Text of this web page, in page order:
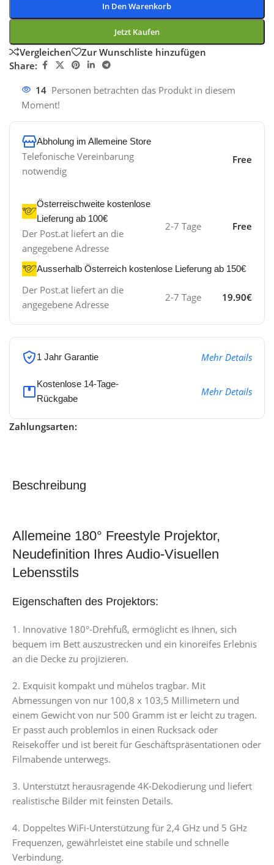
In Den Warenkorb
Jetzt Kaufen
Vergleichen
Zur Wunschliste hinzufügen
Share:
14 Personen betrachten das Produkt in diesem
Moment!
Abholung im Allemeine Store
Telefonische Vereinbarung
notwendig
Free
Österreischweite kostenlose
Lieferung ab 100€
Der Post.at liefert an die
angegebene Adresse
2-7 Tage Free
Ausserhalb Österreich kostenlose Lieferung ab 150€
Der Post.at liefert an die
angegebene Adresse
2-7 Tage 19.90€
1 Jahr Garantie Mehr Details
Kostenlose 14-Tage-
Rückgabe
Mehr Details
Zahlungsarten:
Beschreibung
Allemeine 180° Freestyle Projektor,
Neudefinition Ihres Audio-Visuellen
Lebensstils
Eigenschaften des Projektors:
1. Innovative 180°-Drehfuß, ermöglicht es Ihnen, sich
bequem im Bett auszustrecken und ein kinoreifes Erlebnis
an die Decke zu projizieren.
2. Exquisit kompakt und mühelos tragbar. Mit
Abmessungen von nur 100,8 x 103,5 Millimetern und
einem Gewicht von nur 500 Gramm ist er leicht zu tragen.
Er passt auch problemlos in einen Rucksack oder
Reisekoffer und ist bereit für Geschäftspräsentationen oder
Filmabende unterwegs.
3. Unterstützt herausragende 4K-Dekodierung und liefert
realistische Bilder mit feinsten Details.
4. Doppeltes WiFi-Unterstützung für 2,4 GHz und 5 GHz
Frequenzen, gewährleistet eine stabile und schnelle
Verbindung.